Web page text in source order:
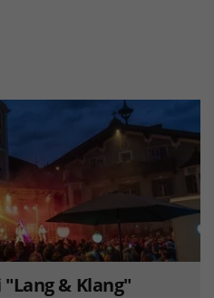
& Klang"